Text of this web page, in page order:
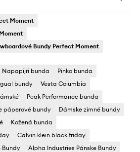
Moment
Bundy Perfect Moment
Napapijri bunda
Pinko bunda
bundy
Vesta Columbia
Peak Performance bunda
páperové bundy
Dámske zimné bundy
Kožená bunda
Calvin klein black friday
Bundy
Alpha Industries Pánske Bundy